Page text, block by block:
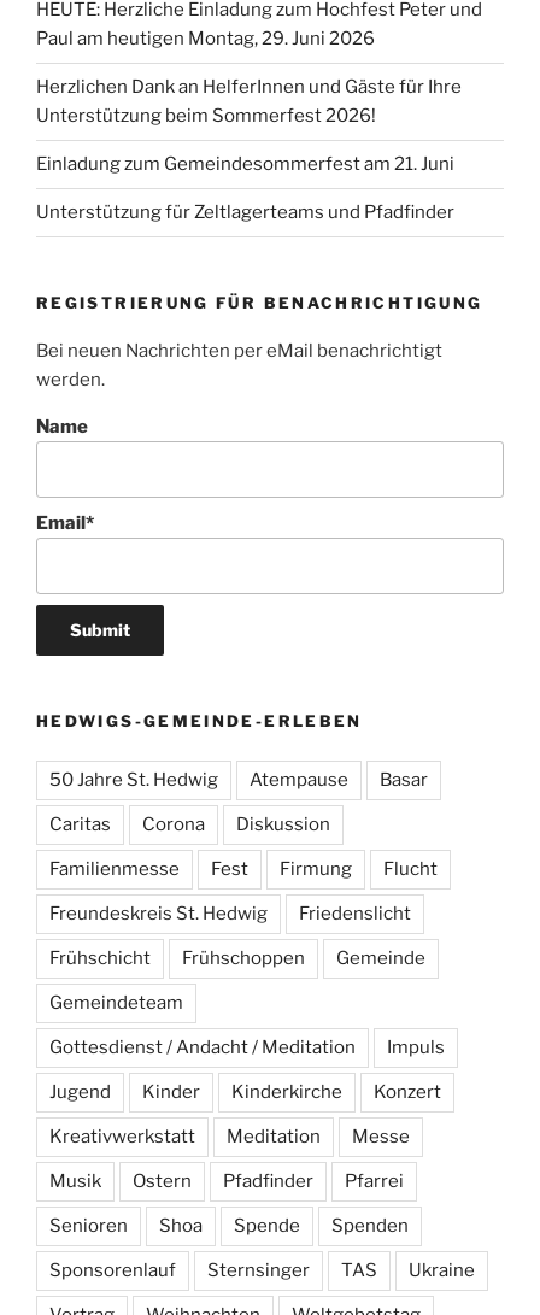
HEUTE: Herzliche Einladung zum Hochfest Peter und
Paul am heutigen Montag, 29. Juni 2026
Herzlichen Dank an HelferInnen und Gäste für Ihre
Unterstützung beim Sommerfest 2026!
Einladung zum Gemeindesommerfest am 21. Juni
Unterstützung für Zeltlagerteams und Pfadfinder
REGISTRIERUNG FÜR BENACHRICHTIGUNG
Bei neuen Nachrichten per eMail benachrichtigt
werden.
Name
Email*
HEDWIGS-GEMEINDE-ERLEBEN
50 Jahre St. Hedwig Atempause Basar
Caritas Corona Diskussion
Familienmesse Fest Firmung Flucht
Freundeskreis St. Hedwig Friedenslicht
Frühschicht Frühschoppen Gemeinde
Gemeindeteam
Gottesdienst / Andacht / Meditation Impuls
Jugend Kinder Kinderkirche Konzert
Kreativwerkstatt Meditation Messe
Musik Ostern Pfadfinder Pfarrei
Senioren Shoa Spende Spenden
Sponsorenlauf Sternsinger TAS Ukraine